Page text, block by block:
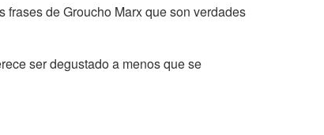
frases de Groucho Marx que son verdades
ser degustado a menos que se